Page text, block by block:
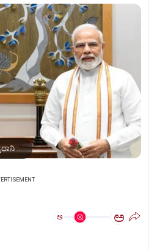
ಉಪರಾಷ್ಟ್ರಪತಿ ಜಗದೀಪ್‌ ಧನ್ಕರ್-ಪ್ರಧಾನಿ ಮೋದಿ
ಅ ಅ